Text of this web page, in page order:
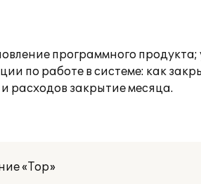
программного
по работе в системе: как
расходов закрытие месяца.
«Тор»